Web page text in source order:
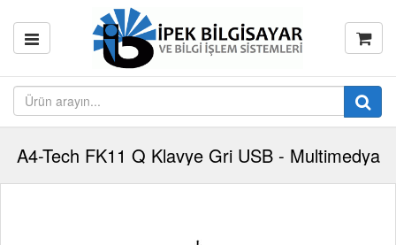
A4-Tech FK11 Q Klavye Gri USB - Multimedya